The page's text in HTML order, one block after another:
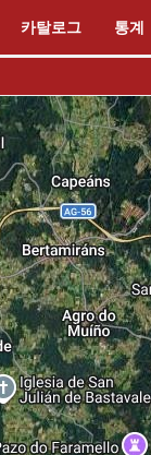
카탈로그 통계